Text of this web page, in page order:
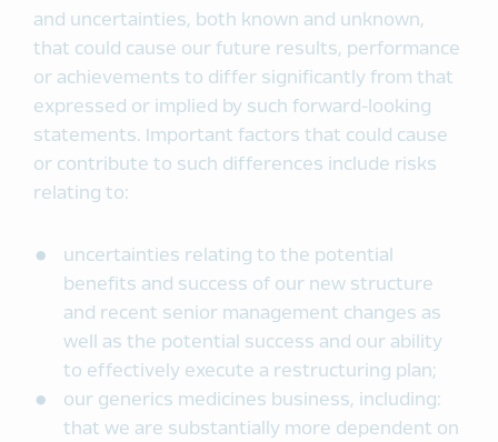
and uncertainties, both known and unknown,
that could cause our future results, performance
or achievements to differ significantly from that
expressed or implied by such forward-looking
statements. Important factors that could cause
or contribute to such differences include risks
relating to:
uncertainties relating to the potential
benefits and success of our new structure
and recent senior management changes as
well as the potential success and our ability
to effectively execute a restructuring plan;
our generics medicines business, including:
that we are substantially more dependent on